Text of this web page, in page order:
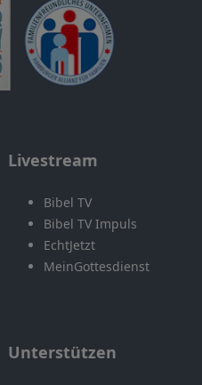
Livestream
Bibel TV
Bibel TV Impuls
EchtJetzt
MeinGottesdienst
Unterstützen